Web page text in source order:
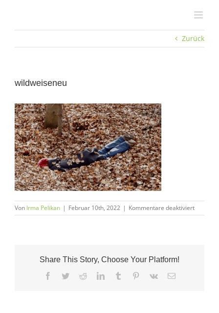
Zurück
wildweiseneu
Von Irma Pelikan | Februar 10th, 2022 | Kommentare deaktiviertfür
Share This Story, Choose Your Platform!
Facebook
TwitterRedditLinkedInTumblr Pinterest
Vk
E-